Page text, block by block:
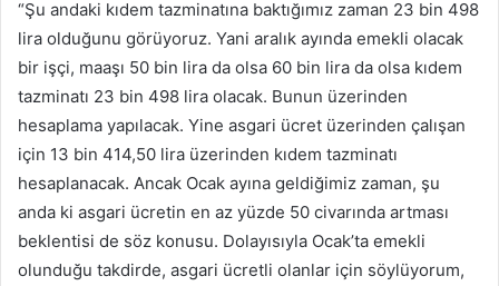
“Şu andaki kıdem tazminatına baktığımız zaman 23 bin 498
lira olduğunu görüyoruz. Yani aralık ayında emekli olacak
bir işçi, maaşı 50 bin lira da olsa 60 bin lira da olsa kıdem
tazminatı 23 bin 498 lira olacak. Bunun üzerinden
hesaplama yapılacak. Yine asgari ücret üzerinden çalışan
için 13 bin 414,50 lira üzerinden kıdem tazminatı
hesaplanacak. Ancak Ocak ayına geldiğimiz zaman, şu
anda ki asgari ücretin en az yüzde 50 civarında artması
beklentisi de söz konusu. Dolayısıyla Ocak’ta emekli
olunduğu takdirde, asgari ücretli olanlar için söylüyorum,